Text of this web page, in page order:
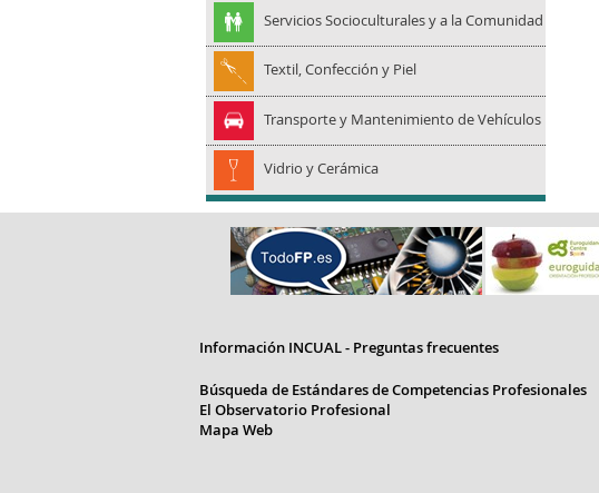
Servicios Socioculturales y a la Comunidad
Textil, Confección y Piel
Transporte y Mantenimiento de Vehículos
Vidrio y Cerámica
Información INCUAL - Preguntas frecuentes
Búsqueda de Estándares de Competencias Profesionales
El Observatorio Profesional
Mapa Web